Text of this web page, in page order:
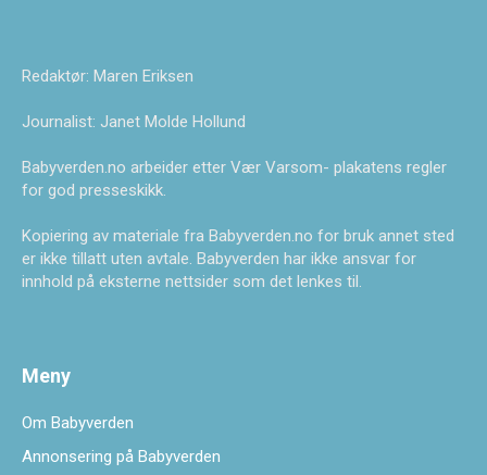
Redaktør: Maren Eriksen
Journalist: Janet Molde Hollund
Babyverden.no arbeider etter Vær Varsom- plakatens regler
for god presseskikk.
Kopiering av materiale fra Babyverden.no for bruk annet sted
er ikke tillatt uten avtale. Babyverden har ikke ansvar for
innhold på eksterne nettsider som det lenkes til.
Meny
Om Babyverden
Annonsering på Babyverden